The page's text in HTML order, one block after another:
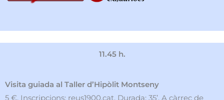
11.45 h.
Visita guiada al Taller d’Hipòlit Montseny
5 €. Inscripcions: reus1900.cat. Durada: 35’. A càrrec de